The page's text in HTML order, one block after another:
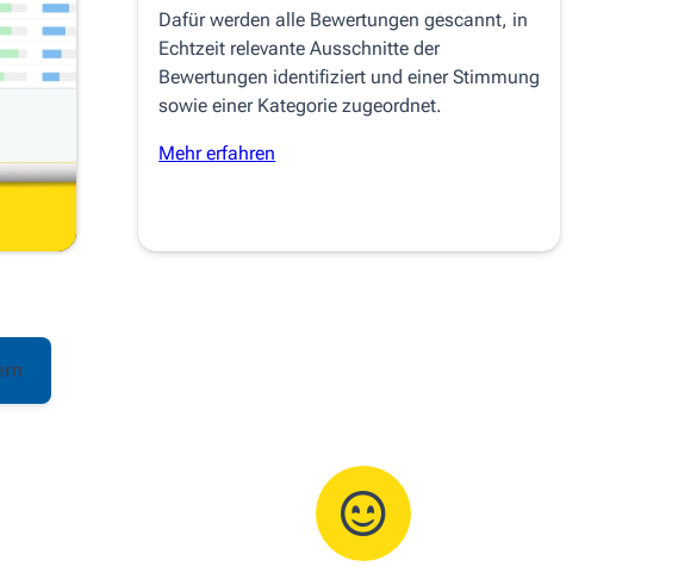
Dafür werden alle Bewertungen gescannt, in
Echtzeit relevante Ausschnitte der
Bewertungen identifiziert und einer Stimmung
sowie einer Kategorie zugeordnet.
Mehr erfahren